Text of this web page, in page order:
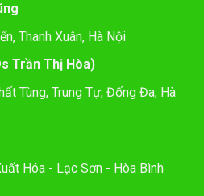
Thanh Xuân, Hà Nội
Trần Thị Hòa)
Tùng, Trung Tự, Đống Đa, Hà
Hóa - Lạc Sơn - Hòa Bình